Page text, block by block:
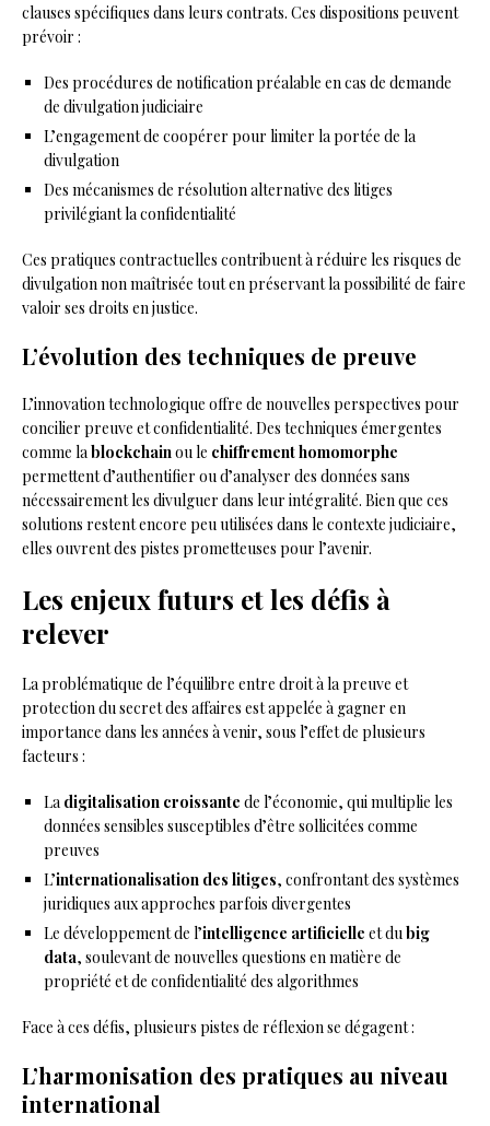
clauses spécifiques dans leurs contrats. Ces dispositions peuvent
prévoir :
Des procédures de notification préalable en cas de demande
de divulgation judiciaire
L’engagement de coopérer pour limiter la portée de la
divulgation
Des mécanismes de résolution alternative des litiges
privilégiant la confidentialité
Ces pratiques contractuelles contribuent à réduire les risques de
divulgation non maîtrisée tout en préservant la possibilité de faire
valoir ses droits en justice.
L’évolution des techniques de preuve
L’innovation technologique offre de nouvelles perspectives pour
concilier preuve et confidentialité. Des techniques émergentes
comme la blockchainou le chiffrement homomorphe
permettent d’authentifier ou d’analyser des données sans
nécessairement les divulguer dans leur intégralité. Bien que ces
solutions restent encore peu utilisées dans le contexte judiciaire,
elles ouvrent des pistes prometteuses pour l’avenir.
Les enjeux futurs et les défis à
relever
La problématique de l’équilibre entre droit à la preuve et
protection du secret des affaires est appelée à gagner en
importance dans les années à venir, sous l’effet de plusieurs
facteurs :
La digitalisation croissante de l’économie, qui multiplie les
données sensibles susceptibles d’être sollicitées comme
preuves
L’internationalisation des litiges, confrontant des systèmes
juridiques aux approches parfois divergentes
Le développement de l’intelligence artificielle et dubig
data, soulevant de nouvelles questions en matière de
propriété et de confidentialité des algorithmes
Face à ces défis, plusieurs pistes de réflexion se dégagent :
L’harmonisation des pratiques au niveau
international